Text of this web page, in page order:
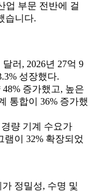
업 부문 전반에 걸
습니다.
러, 2026년 27억 9
성장했다.
증가했고, 높은
통합이 36% 증가했
량 기계 수요가
램이 32% 확장되었
정밀성, 수명 및